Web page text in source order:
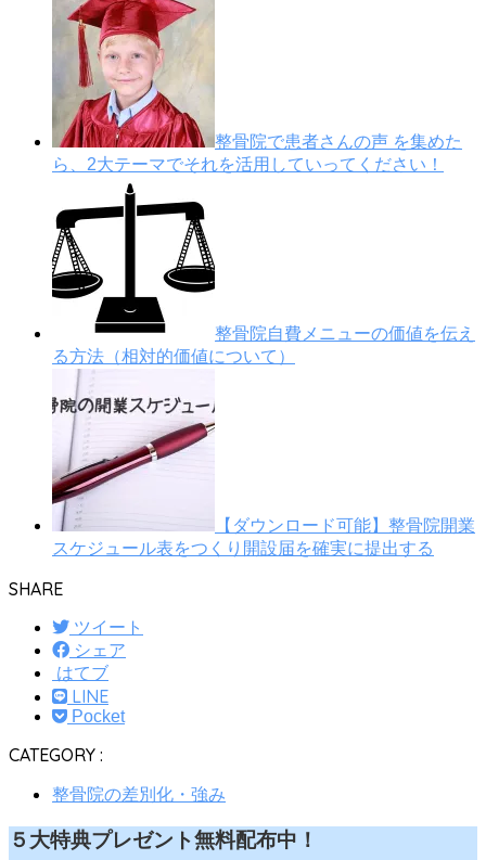
整骨院で患者さんの声 を集めた
ら、2大テーマでそれを活用していってください！
整骨院自費メニューの価値を伝え
る方法（相対的価値について）
【ダウンロード可能】整骨院開業
スケジュール表をつくり開設届を確実に提出する
SHARE
ツイート
シェア
はてブ
LINE
Pocket
CATEGORY :
整骨院の差別化・強み
５大特典プレゼント無料配布中！